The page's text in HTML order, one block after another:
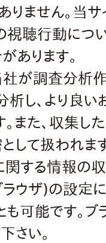
ません。当サ
視聴行動につ
あります。
が調査分析
析し、より良
また、収集し
して扱われま
関する情報の
ラウザ)の設定
も可能です。
さい。